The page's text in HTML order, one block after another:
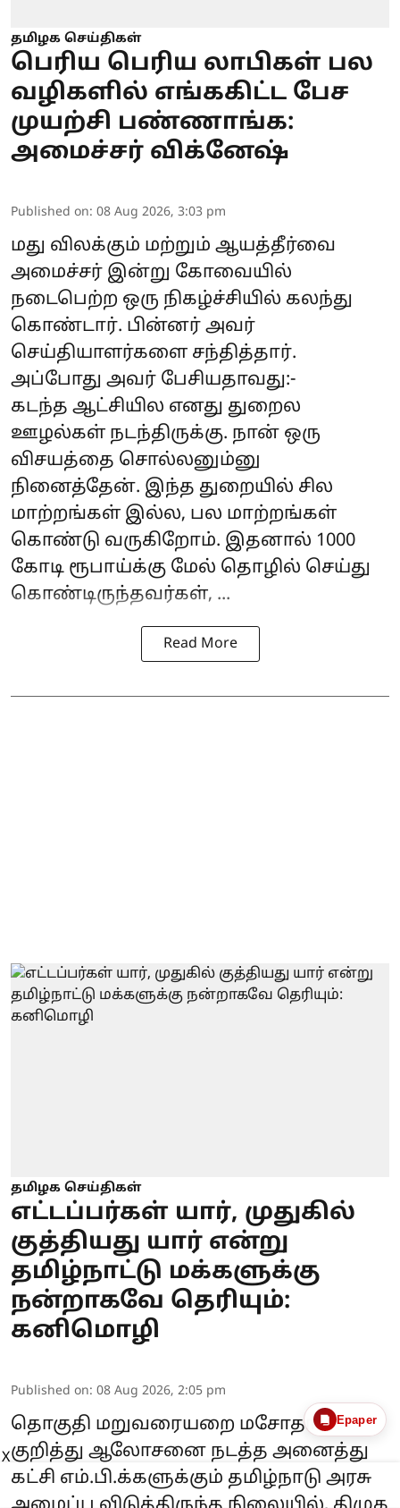
தமிழக செய்திகள்
பெரிய பெரிய லாபிகள் பல
வழிகளில் எங்ககிட்ட பேச
முயற்சி பண்ணாங்க:
அமைச்சர் விக்னேஷ்
Published on: 08 Aug 2026, 3:03 pm
மது விலக்கும் மற்றும் ஆயத்தீர்வை
அமைச்சர் இன்று கோவையில்
நடைபெற்ற ஒரு நிகழ்ச்சியில் கலந்து
கொண்டார். பின்னர் அவர்
செய்தியாளர்களை சந்தித்தார்.
அப்போது அவர் பேசியதாவது:-
கடந்த ஆட்சியில எனது துறைல
ஊழல்கள் நடந்திருக்கு. நான் ஒரு
விசயத்தை சொல்லனும்னு
நினைத்தேன். இந்த துறையில் சில
மாற்றங்கள் இல்ல, பல மாற்றங்கள்
கொண்டு வருகிறோம். இதனால் 1000
கோடி ரூபாய்க்கு மேல் தொழில் செய்து
கொண்டிருந்தவர்கள், ...
Read More
தமிழக செய்திகள்
எட்டப்பர்கள் யார், முதுகில்
குத்தியது யார் என்று
தமிழ்நாட்டு மக்களுக்கு
நன்றாகவே தெரியும்:
கனிமொழி
Published on: 08 Aug 2026, 2:05 pm
தொகுதி மறுவரையறை மசோதா
குறித்து ஆலோசனை நடத்த அனைத்து
கட்சி எம்.பி.க்களுக்கும் தமிழ்நாடு அரசு
Epaper
X